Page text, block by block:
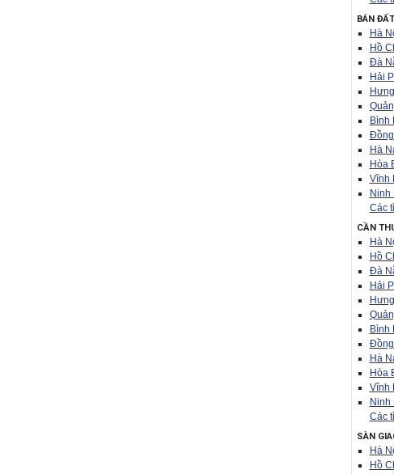
BÁN
Hà
Hồ
Đà
Hải
Bình
Hà
Hòa
Vĩnh
Ninh
Các
CẦN
Hà
Hồ
Đà
Hải
Bình
Hà
Hòa
Vĩnh
Ninh
Các
SÀN
Hà
Hồ